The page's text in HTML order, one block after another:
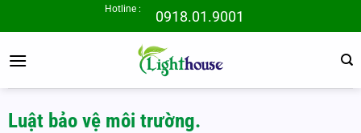
qua
dung
Hotline : 0918.01.9001
Luật bảo vệ môi trường.